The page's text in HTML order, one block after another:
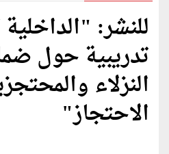
للنشر:
تدريبية حول
النزلاء
الاحتجاز"